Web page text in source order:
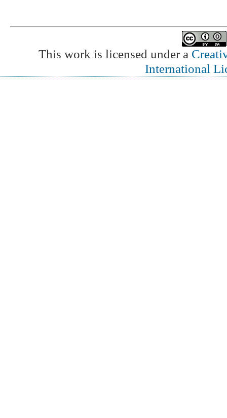
This work is licensed under a
International